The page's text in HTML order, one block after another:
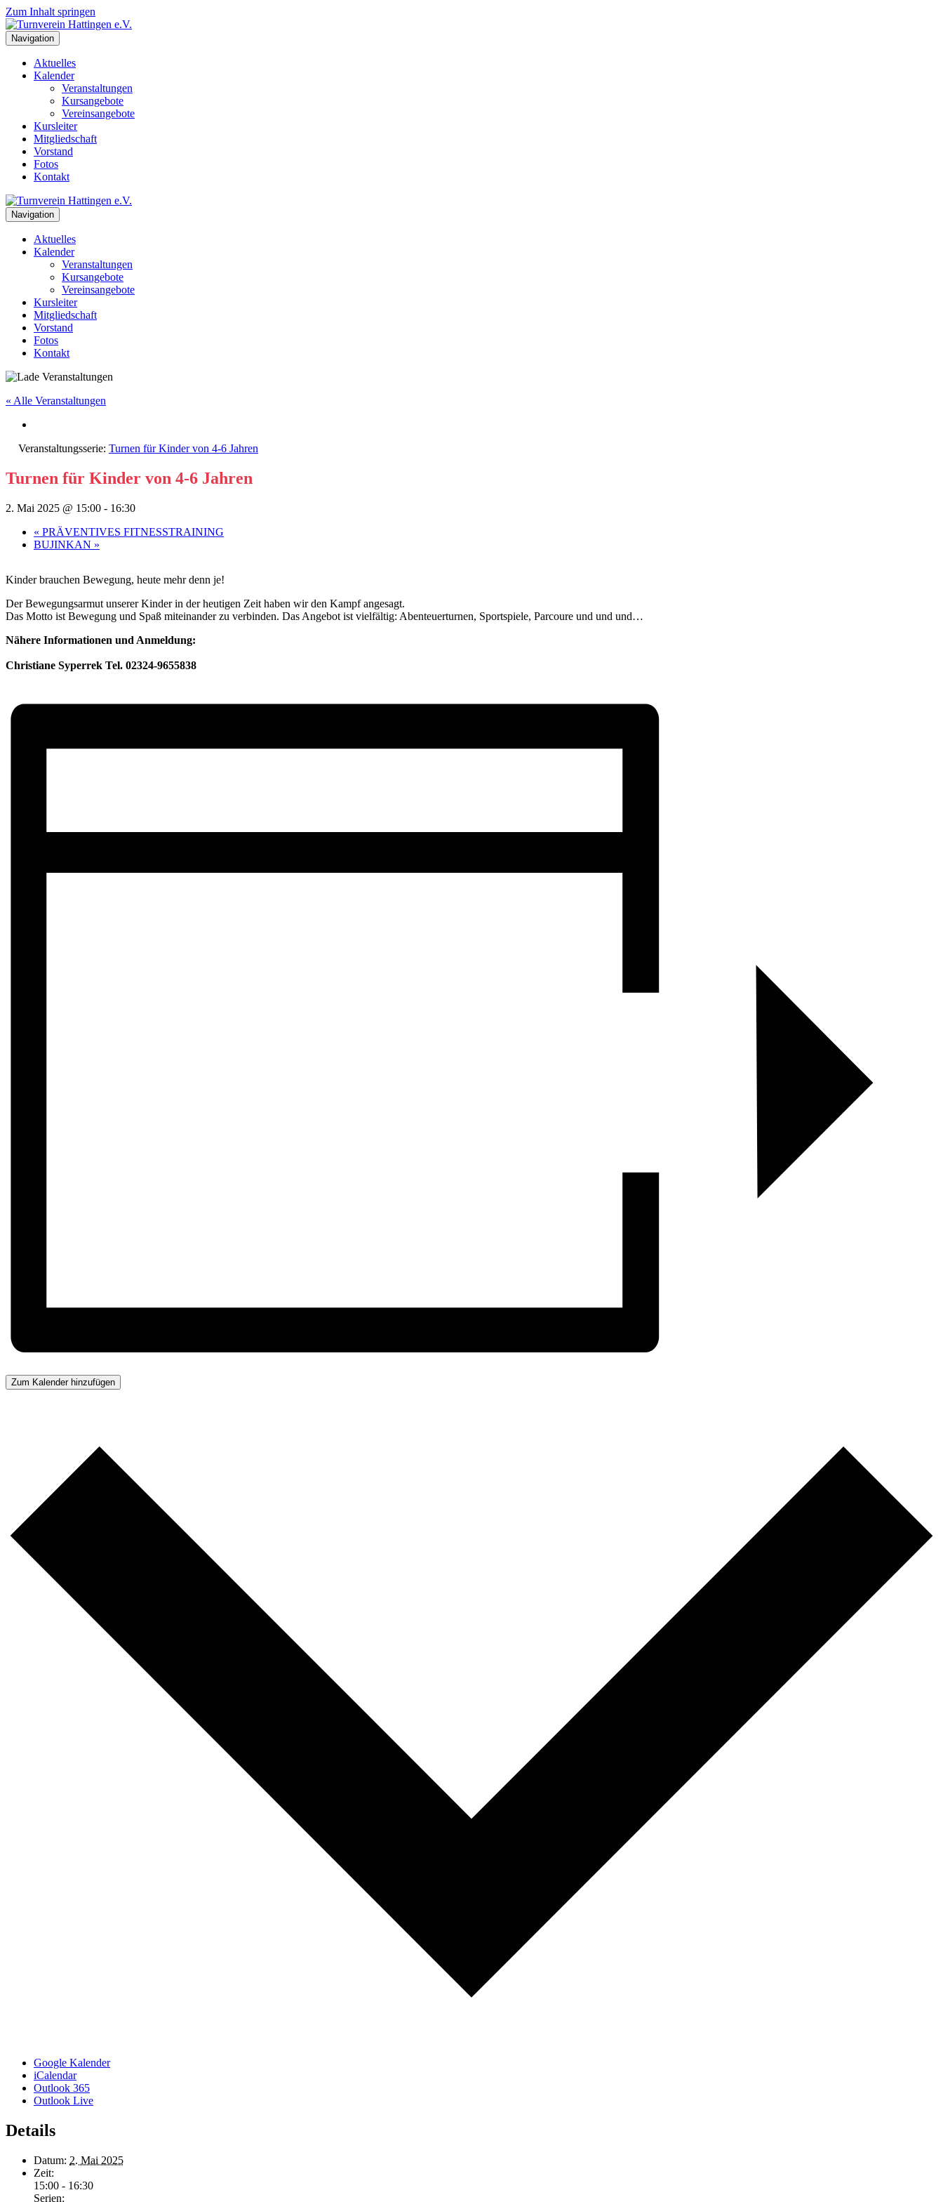
Zum Inhalt springen
Navigation
Aktuelles
Kalender
Veranstaltungen
Kursangebote
Vereinsangebote
Kursleiter
Mitgliedschaft
Vorstand
Fotos
Kontakt
Navigation
Aktuelles
Kalender
Veranstaltungen
Kursangebote
Vereinsangebote
Kursleiter
Mitgliedschaft
Vorstand
Fotos
Kontakt
« Alle Veranstaltungen
Veranstaltungsserie: Turnen für Kinder von 4-6 Jahren
Turnen für Kinder von 4-6 Jahren
2. Mai 2025 @ 15:00 - 16:30
« PRÄVENTIVES FITNESSTRAINING
BUJINKAN »
Kinder brauchen Bewegung, heute mehr denn je!
Der Bewegungsarmut unserer Kinder in der heutigen Zeit haben wir den Kampf angesagt.
Das Motto ist Bewegung und Spaß miteinander zu verbinden. Das Angebot ist vielfältig: Abenteuerturnen, Sportspiele, Parcoure und und und…
Nähere Informationen und Anmeldung:
Christiane Syperrek Tel. 02324-9655838
Zum Kalender hinzufügen
Google Kalender
iCalendar
Outlook 365
Outlook Live
Details
Datum: 2. Mai 2025
Zeit:
15:00 - 16:30
Serien: